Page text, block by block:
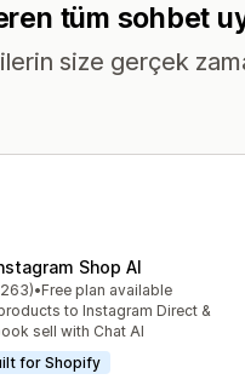
tüm sohbet
size gerçek
Shop AI
üzerinden
263 değerlendirme
•Free plan available
to Instagram Direct &
sell with Chat AI
for Shopify